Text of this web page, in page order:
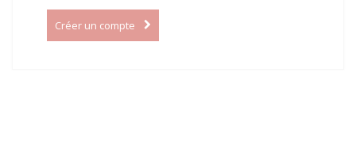
Créer un compte